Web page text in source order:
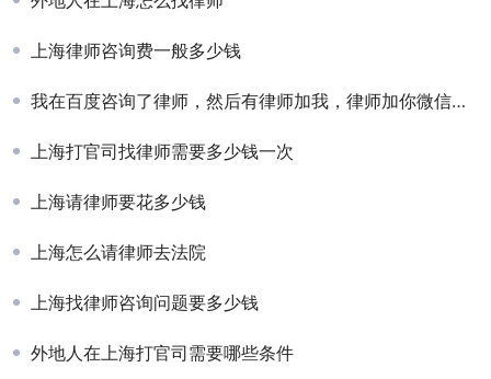
上海律师咨询费一般多少钱
我在百度咨询了律师，然后有律师加我，律师加你微信暗示什么
上海打官司找律师需要多少钱一次
上海请律师要花多少钱
上海怎么请律师去法院
上海找律师咨询问题要多少钱
外地人在上海打官司需要哪些条件